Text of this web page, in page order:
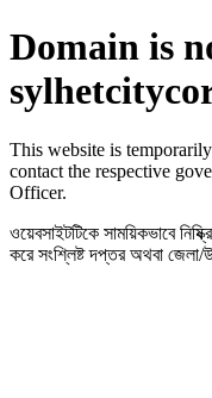
Domain is
This website is
contact the respective
Officer.
ওয়েবসাইটটিকে সাময়িকভাবে
করে সংশ্লিষ্ট দপ্তর অথবা